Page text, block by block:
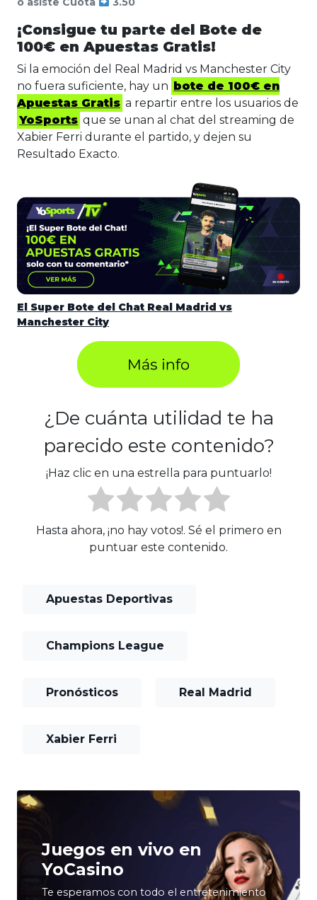
¡Consigue tu parte del Bote de
100€ en Apuestas Gratis!
Si la emoción del Real Madrid vs Manchester City
no fuera suficiente, hay un bote de 100€ en
Apuestas Gratis a repartir entre los usuarios de
YoSports que se unan al chat del streaming de
Xabier Ferri durante el partido, y dejen su
Resultado Exacto.
El Super Bote del Chat Real Madrid vs
Manchester City
¿De cuánta utilidad te ha
parecido este contenido?
¡Haz clic en una estrella para puntuarlo!
Hasta ahora, ¡no hay votos!. Sé el primero en
puntuar este contenido.
Apuestas Deportivas
Champions League
Pronósticos Real Madrid
Xabier Ferri
Juegos en vivo en
YoCasino
Te esperamos con todo el entretenimiento